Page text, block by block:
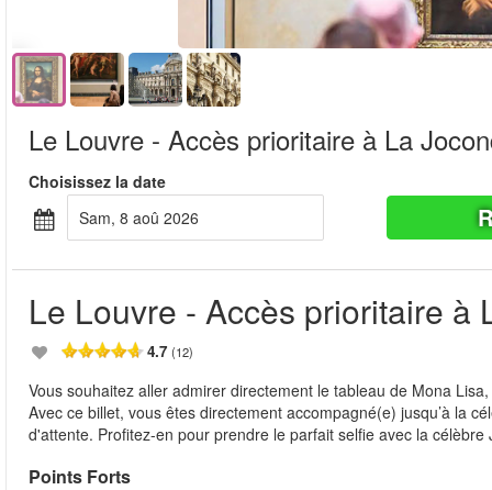
Le Louvre - Accès prioritaire à La
Choisissez la date
sam, 8 aoû 2026
Le Louvre - Accès prioritaire à
4.7 (12)
Vous souhaitez aller admirer directement le tableau de Mona
Avec ce billet, vous êtes directement accompagné(e) jusqu’à la
d'attente. Profitez-en pour prendre le parfait selfie avec la célèbre
Points Forts